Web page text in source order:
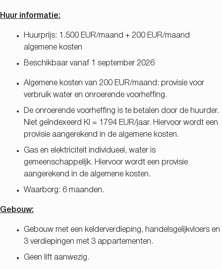
Huur informatie:
Huurprijs: 1.500 EUR/maand + 200 EUR/maand
algemene kosten
Beschikbaar vanaf 1 september 2026
Algemene kosten van 200 EUR/maand: provisie voor
verbruik water en onroerende voorheffing.
De onroerende voorheffing is te betalen door de huurder.
Niet geïndexeerd KI = 1794 EUR/jaar. Hiervoor wordt een
provisie aangerekend in de algemene kosten.
Gas en elektriciteit individueel, water is
gemeenschappelijk. Hiervoor wordt een provisie
aangerekend in de algemene kosten.
Waarborg: 6 maanden.
Gebouw:
Gebouw met een kelderverdieping, handelsgelijkvloers en
3 verdiepingen met 3 appartementen.
Geen lift aanwezig.